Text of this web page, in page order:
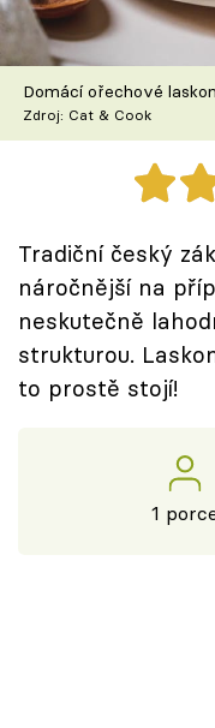
Škola vaření
Recepty z TV
Speciál: Cuketa
Těhotnej kuchař
Sledujte prima+
Přihlášení
Domácí ořechové
Zdroj: Cat & Cook
Tradiční český
náročnější na
neskutečně
strukturou.
to prostě stojí!
1